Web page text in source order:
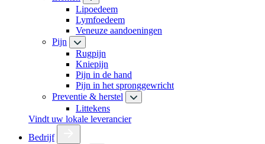
Lipoedeem
Lymfoedeem
Veneuze aandoeningen
Pijn
Rugpijn
Kniepijn
Pijn in de hand
Pijn in het spronggewricht
Preventie & herstel
Littekens
Vindt uw lokale leverancier
Bedrijf